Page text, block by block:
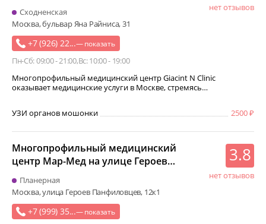
+7 (926) 22...— показать
Пн-Сб: 09:00 - 21:00 Вс: 10:00 - 19:00
нет отзывов
Сходненская
Москва, бульвар Яна Райниса, 31
Многопрофильный медицинский центр Giacint N Clinic
оказывает медицинские услуги в Москве, стремясь…
УЗИ органов мошонки 2500
+7 (999) 35...— показать
Многопрофильный медицинский
центр Мар-Мед на улице Героев
3.8
нет отзывов
Планерная
Москва, улица Героев Панфиловцев, 12к1